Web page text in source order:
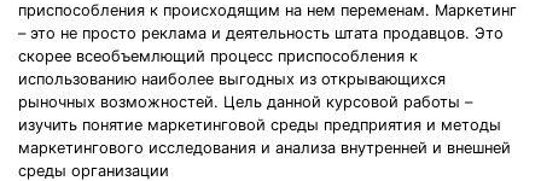
приспособления к происходящим на нем переменам. Маркетинг
– это не просто реклама и деятельность штата продавцов. Это
скорее всеобъемлющий процесс приспособления к
использованию наиболее выгодных из открывающихся
рыночных возможностей. Цель данной курсовой работы –
изучить понятие маркетинговой среды предприятия и методы
маркетингового исследования и анализа внутренней и внешней
среды организации